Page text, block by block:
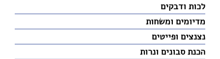
לכות ודבקים
מדיומים ומשחות
נצנצים ופייטים
הכנת סבונים ונרות